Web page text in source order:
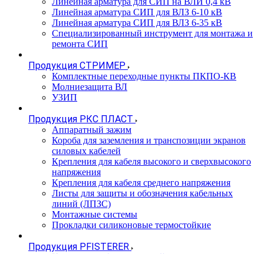
Линейная арматура СИП для ВЛЗ 6-10 кВ
Линейная арматура СИП для ВЛЗ 6-35 кВ
Специализированный инструмент для монтажа и
ремонта СИП
Продукция СТРИМЕР
Комплектные переходные пункты ПКПО-КВ
Молниезащита ВЛ
УЗИП
Продукция РКС ПЛАСТ
Аппаратный зажим
Короба для заземления и транспозиции экранов
силовых кабелей
Крепления для кабеля высокого и сверхвысокого
напряжения
Крепления для кабеля среднего напряжения
Листы для защиты и обозначения кабельных
линий (ЛПЗС)
Монтажные системы
Прокладки силиконовые термостойкие
Продукция PFISTERER